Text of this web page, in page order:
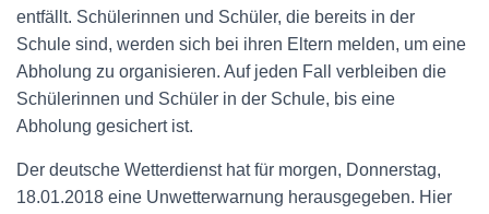
entfällt. Schülerinnen und Schüler, die bereits in der
Schule sind, werden sich bei ihren Eltern melden, um eine
Abholung zu organisieren. Auf jeden Fall verbleiben die
Schülerinnen und Schüler in der Schule, bis eine
Abholung gesichert ist.
Der deutsche Wetterdienst hat für morgen, Donnerstag,
18.01.2018 eine Unwetterwarnung herausgegeben. Hier